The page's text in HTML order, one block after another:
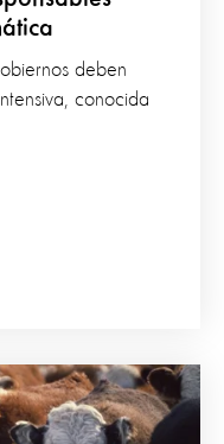
deben
conocida